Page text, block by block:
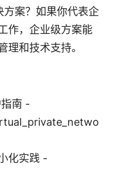
方案？如果你代表企
作，企业级方案能
理和技​​术支持。
南 -
化实践 -